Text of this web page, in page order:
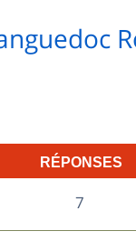
RÉPONSES
7R
é